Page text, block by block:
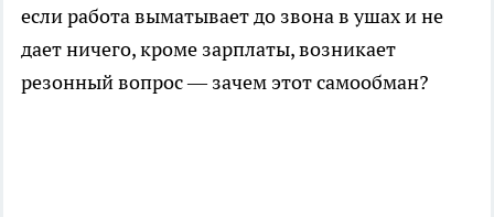
если работа выматывает до звона в ушах и не
дает ничего, кроме зарплаты, возникает
резонный вопрос — зачем этот самообман?